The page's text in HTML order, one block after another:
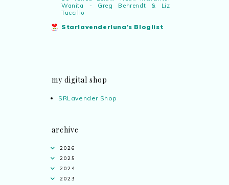
Wanita - Greg Behrendt & Liz
Tuccillo
Starlavenderluna's Bloglist
my digital shop
SRLavender Shop
archive
2026
2025
2024
2023